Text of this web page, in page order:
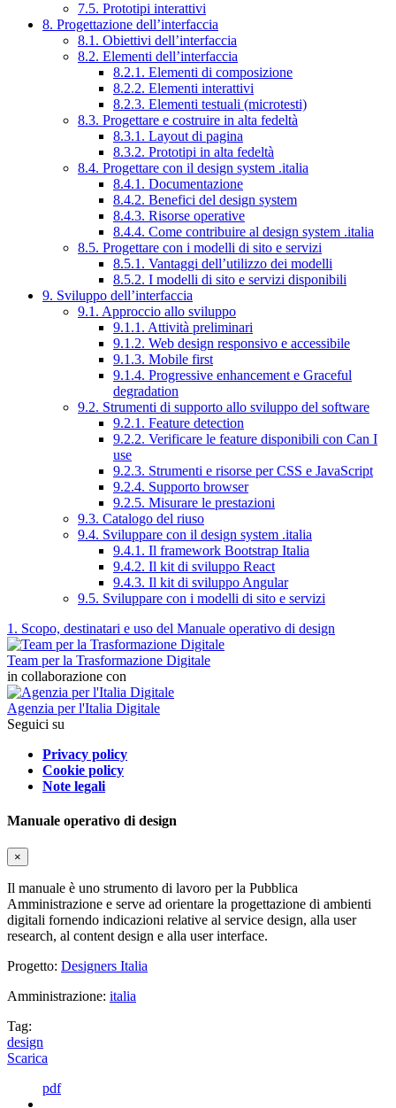
7.5. Prototipi interattivi
8. Progettazione dell’interfaccia
8.1. Obiettivi dell’interfaccia
8.2. Elementi dell’interfaccia
8.2.1. Elementi di composizione
8.2.2. Elementi interattivi
8.2.3. Elementi testuali (microtesti)
8.3. Progettare e costruire in alta fedeltà
8.3.1. Layout di pagina
8.3.2. Prototipi in alta fedeltà
8.4. Progettare con il design system .italia
8.4.1. Documentazione
8.4.2. Benefici del design system
8.4.3. Risorse operative
8.4.4. Come contribuire al design system .italia
8.5. Progettare con i modelli di sito e servizi
8.5.1. Vantaggi dell’utilizzo dei modelli
8.5.2. I modelli di sito e servizi disponibili
9. Sviluppo dell’interfaccia
9.1. Approccio allo sviluppo
9.1.1. Attività preliminari
9.1.2. Web design responsivo e accessibile
9.1.3. Mobile first
9.1.4. Progressive enhancement e Graceful
degradation
9.2. Strumenti di supporto allo sviluppo del software
9.2.1. Feature detection
9.2.2. Verificare le feature disponibili con Can I
use
9.2.3. Strumenti e risorse per CSS e JavaScript
9.2.4. Supporto browser
9.2.5. Misurare le prestazioni
9.3. Catalogo del riuso
9.4. Sviluppare con il design system .italia
9.4.1. Il framework Bootstrap Italia
9.4.2. Il kit di sviluppo React
9.4.3. Il kit di sviluppo Angular
9.5. Sviluppare con i modelli di sito e servizi
1. Scopo, destinatari e uso del Manuale operativo di design
Team per la Trasformazione Digitale
in collaborazione con
Agenzia per l'Italia Digitale
Seguici su
Privacy policy
Cookie policy
Note legali
Manuale operativo di design
×
Il manuale è uno strumento di lavoro per la Pubblica
Amministrazione e serve ad orientare la progettazione di ambienti
digitali fornendo indicazioni relative al service design, alla user
research, al content design e alla user interface.
Progetto: Designers Italia
Amministrazione: italia
Tag:
design
Scarica
pdf